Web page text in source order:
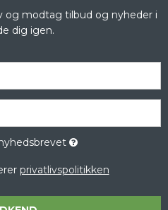
og modtag tilbud og nyheder i
dig igen.
privatlivspolitikken